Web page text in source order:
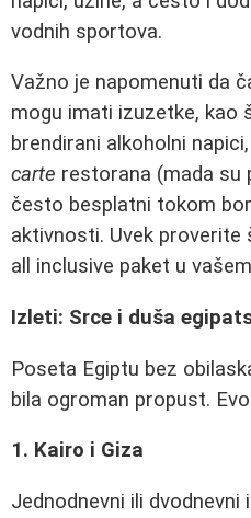
vodnih sportova.
Važno je napomenuti da
mogu imati izuzetke, kao
brendirani alkoholni
carte restorana (mada su
često besplatni tokom
aktivnosti. Uvek
all inclusive paket u
Izleti: Srce i duša
Poseta Egiptu bez
bila ogroman propust.
1. Kairo i Giza
Jednodnevni ili